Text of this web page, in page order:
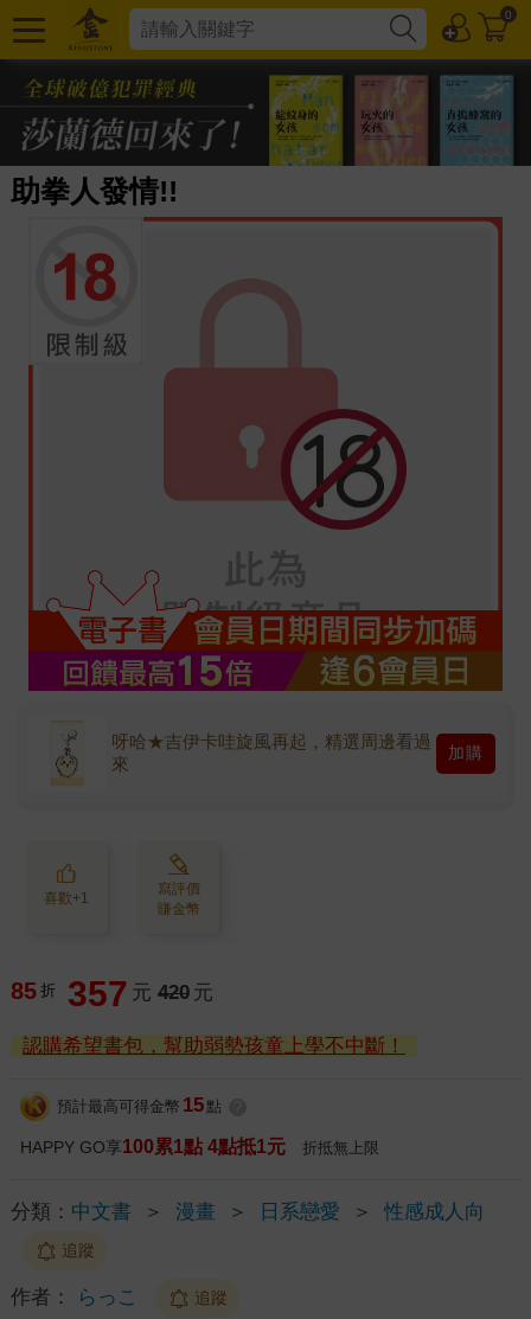
0
助拳人發情!!
呀哈★吉伊卡哇旋風再起，精選周邊看過
來
加購
喜歡+1
寫評價
賺金幣
85 折 357 元 420 元
認購希望書包，幫助弱勢孩童上學不中斷！
預計最高可得金幣 15 點
HAPPY GO享100累1點 4點抵1元 折抵無上限
分類： 中文書 ＞ 漫畫 ＞ 日系戀愛 ＞ 性感成人向
追蹤
作者： らっこ 追蹤